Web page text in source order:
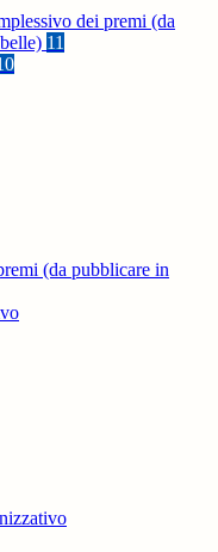
dei premi (da
11
(da pubblicare in